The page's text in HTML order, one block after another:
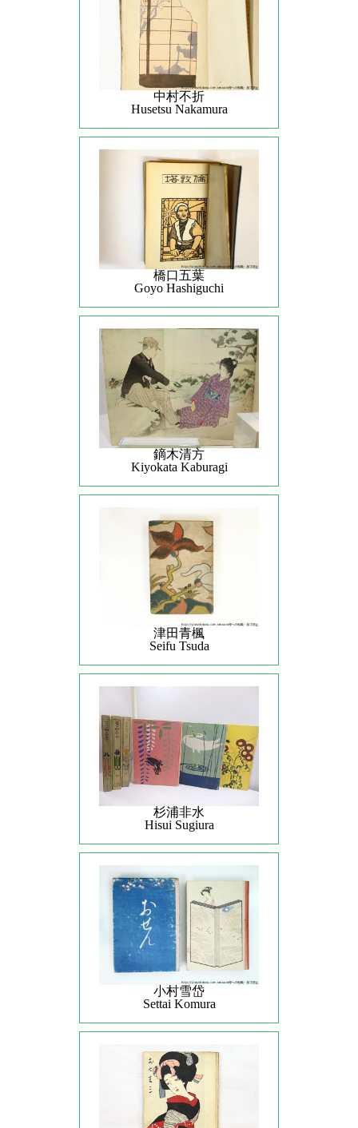
中村不折
Husetsu Nakamura
橋口五葉
Goyo Hashiguchi
鏑木清方
Kiyokata Kaburagi
津田青楓
Seifu Tsuda
杉浦非水
Hisui Sugiura
小村雪岱
Settai Komura